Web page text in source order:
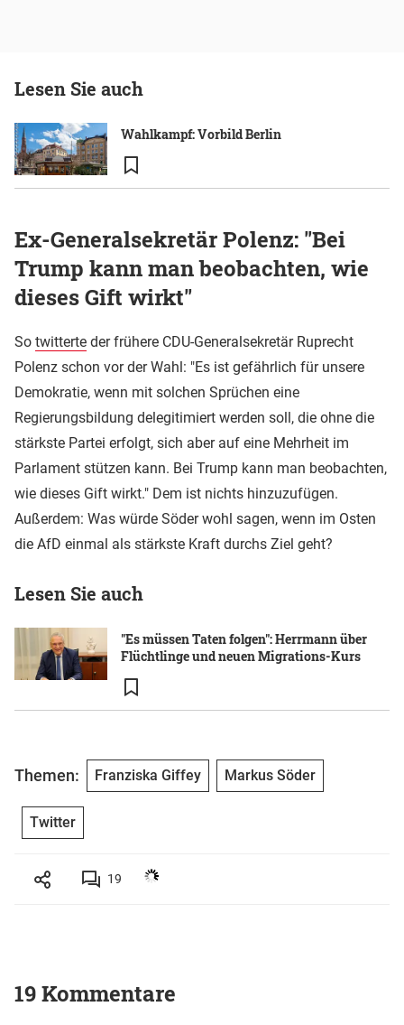
Lesen Sie auch
Wahlkampf: Vorbild Berlin
Ex-Generalsekretär Polenz: "Bei
Trump kann man beobachten, wie
dieses Gift wirkt"
So twitterte der frühere CDU-Generalsekretär Ruprecht
Polenz schon vor der Wahl: "Es ist gefährlich für unsere
Demokratie, wenn mit solchen Sprüchen eine
Regierungsbildung delegitimiert werden soll, die ohne die
stärkste Partei erfolgt, sich aber auf eine Mehrheit im
Parlament stützen kann. Bei Trump kann man beobachten,
wie dieses Gift wirkt." Dem ist nichts hinzuzufügen.
Außerdem: Was würde Söder wohl sagen, wenn im Osten
die AfD einmal als stärkste Kraft durchs Ziel geht?
Lesen Sie auch
"Es müssen Taten folgen": Herrmann über
Flüchtlinge und neuen Migrations-Kurs
Themen: Franziska Giffey Markus Söder
Twitter
19
19 Kommentare